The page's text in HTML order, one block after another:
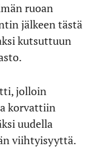
ruoan
jälkeen tästä
kutsuttuun
jolloin
korvattiin
uudella
viihtyisyyttä.